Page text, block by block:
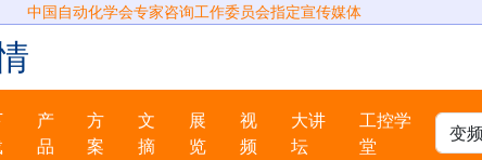
中国自动化学会专家咨询工作委员会指定宣传媒体
产
品
方
案
文
摘
展
览
视
频
大讲
坛
工控学
堂